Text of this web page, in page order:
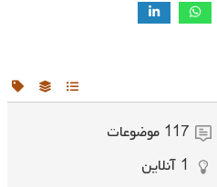
117 موضوعات
1 آنلاین